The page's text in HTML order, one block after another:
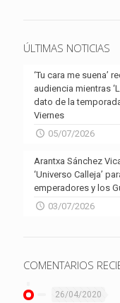
ÚLTIMAS NOTICIAS
‘Tu cara me suena’
audiencia mientras
dato de la
Viernes
05/07/2026
Arantxa Sánchez
‘Universo Calleja’
emperadores y los
03/07/2026
COMENTARIOS
26/04/2020